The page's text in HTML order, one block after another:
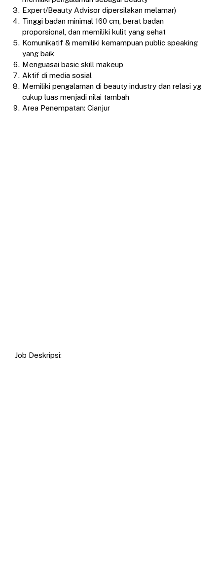
Expert/Beauty Advisor dipersilakan melamar)
Tinggi badan minimal 160 cm, berat badan
proporsional, dan memiliki kulit yang sehat
Komunikatif & memiliki kemampuan public speaking
yang baik
Menguasai basic skill makeup
Aktif di media sosial
Memiliki pengalaman di beauty industry dan relasi yg
cukup luas menjadi nilai tambah
Area Penempatan: Cianjur
Job Deskripsi: